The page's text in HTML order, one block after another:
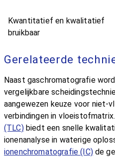
Kwantitatief en kwalitatief
bruikbaar
Gerelateerde
Naast gaschromatografie
vergelijkbare
aangewezen keuze voor niet-
verbindingen in vloeistofmatrix.
(TLC)biedt een snelle
ionenanalyse in waterige
ionenchromatografie (IC)de